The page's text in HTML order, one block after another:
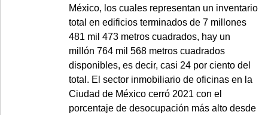
México, los cuales representan un inventario
total en edificios terminados de 7 millones
481 mil 473 metros cuadrados, hay un
millón 764 mil 568 metros cuadrados
disponibles, es decir, casi 24 por ciento del
total. El sector inmobiliario de oficinas en la
Ciudad de México cerró 2021 con el
porcentaje de desocupación más alto desde